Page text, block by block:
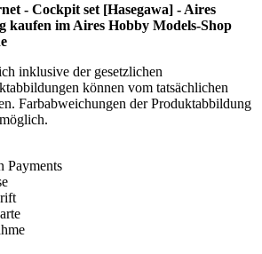
- Cockpit set [Hasegawa] - Aires
kaufen im Aires Hobby Models-Shop
inklusive der gesetzlichen
können vom tatsächlichen
Farbabweichungen der Produktabbildung